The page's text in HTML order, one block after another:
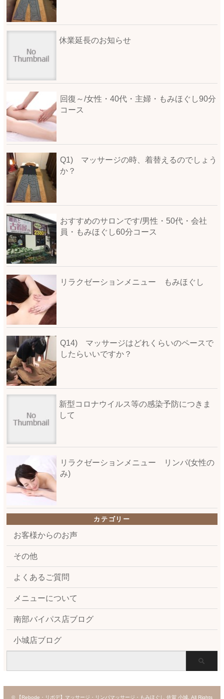
休業延長のお知らせ
回復～/女性・40代・主婦・もみほぐし90分
コース
Q1) マッサージの時、着替えるのでしょう
か？
おすすめのサロンです/男性・50代・会社
員・もみほぐし60分コース
リラクゼーションメニュー もみほぐし
Q14) マッサージはどれくらいのペースで
したらいいですか？
新型コロナウイルス等の感染予防につきま
して
リラクゼーションメニュー リンパ(女性の
み)
カテゴリー
お客様からのお声
その他
よくあるご質問
メニューについて
南部バイパス店ブログ
小城店ブログ
© 【Rebode・リボデ】マッサージ・リンパマッサージ・もみほぐし 佐賀 小城 . All Rights